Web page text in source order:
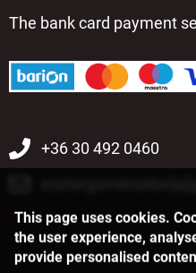
The bank card payment
+36 30 492 0460
This page uses cookies.
the user experience,
provide personalised